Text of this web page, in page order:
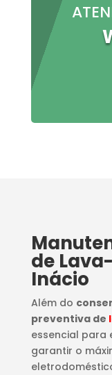
de
Inácio
Além do
preventiva de
essencial para
garantir o